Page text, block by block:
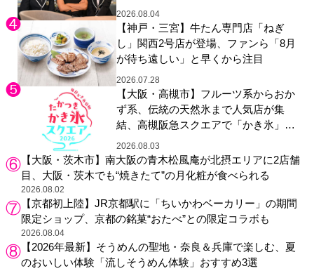
2026.08.04
【神戸・三宮】牛たん専門店「ねぎ
し」関西2号店が登場、ファンら「8月
が待ち遠しい」と早くから注目
2026.07.28
【大阪・高槻市】フルーツ系からおか
ず系、伝統の天然氷まで人気店が集
結、高槻阪急スクエアで「かき氷」祭
り
2026.08.03
【大阪・茨木市】南大阪の青木松風庵が北摂エリアに2店舗
目、大阪・茨木でも“焼きたて”の月化粧が食べられる
2026.08.02
【京都初上陸】JR京都駅に「ちいかわベーカリー」の期間
限定ショップ、京都の銘菓“おたべ”との限定コラボも
2026.08.04
【2026年最新】そうめんの聖地・奈良＆兵庫で楽しむ、夏
のおいしい体験「流しそうめん体験」おすすめ3選